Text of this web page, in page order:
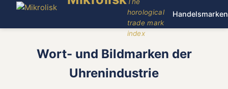
horological
trade mark
index
Handelsmarken
Wort- und Bildmarken der
Uhrenindustrie